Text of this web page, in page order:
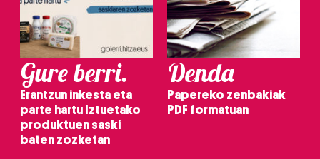
Gure berri.
Erantzun inkesta eta
parte hartu Iztuetako
produktuen saski
baten zozketan
Denda
Papereko zenbakiak
PDF formatuan